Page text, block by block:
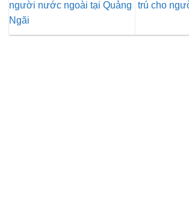
người nước ngoài tại Quảng
Ngãi
trú cho